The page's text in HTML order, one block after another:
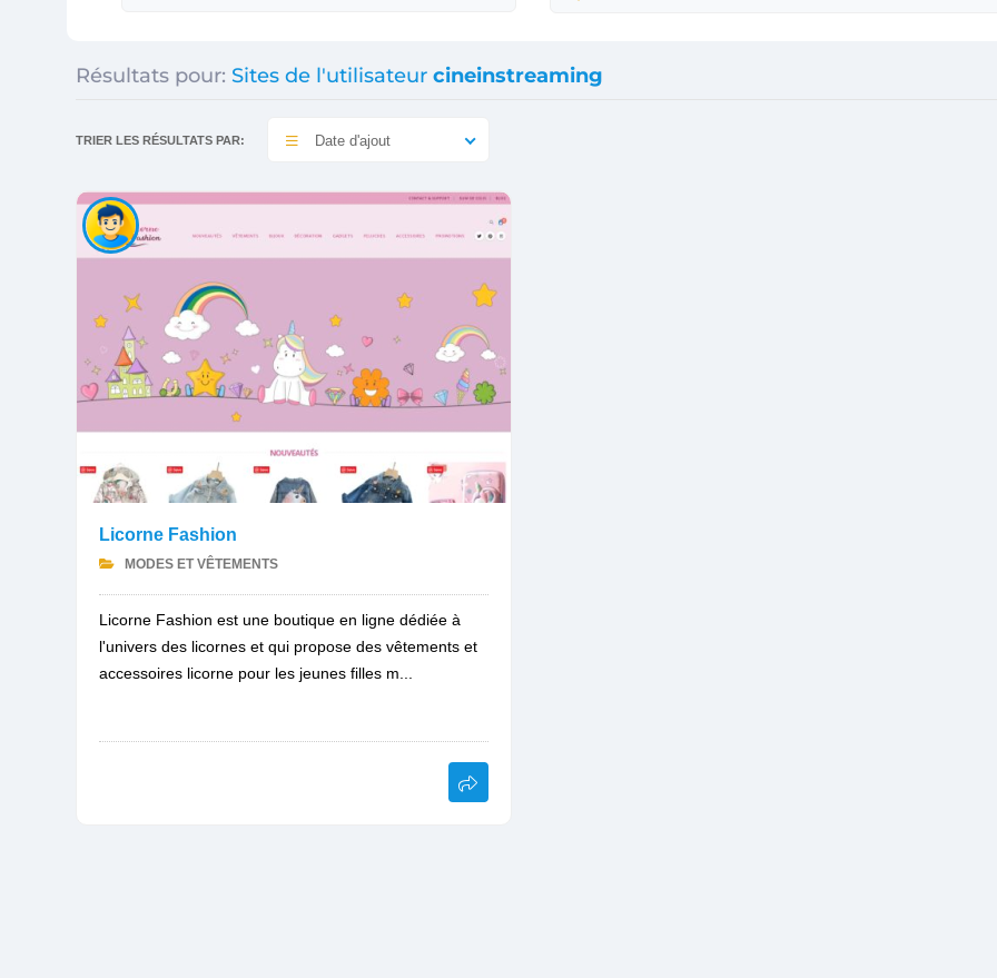
Résultats pour: Sites de l'utilisateur cineinstreaming
TRIER LES RÉSULTATS PAR: Date d'ajout
Licorne Fashion
MODES ET VÊTEMENTS
Licorne Fashion est une boutique en ligne dédiée à
l'univers des licornes et qui propose des vêtements et
accessoires licorne pour les jeunes filles m...